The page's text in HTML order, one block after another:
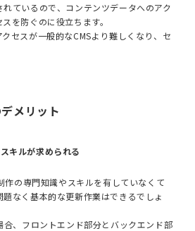
ているので、コンテンツデータへのアク
を防ぐのに役立ちます。
セスが一般的なCMSより難しくなり、セ
メリット
キルが求められる
作の専門知識やスキルを有していなくて
なく基本的な更新作業はできるでしょ
合、フロントエンド部分とバックエンド部